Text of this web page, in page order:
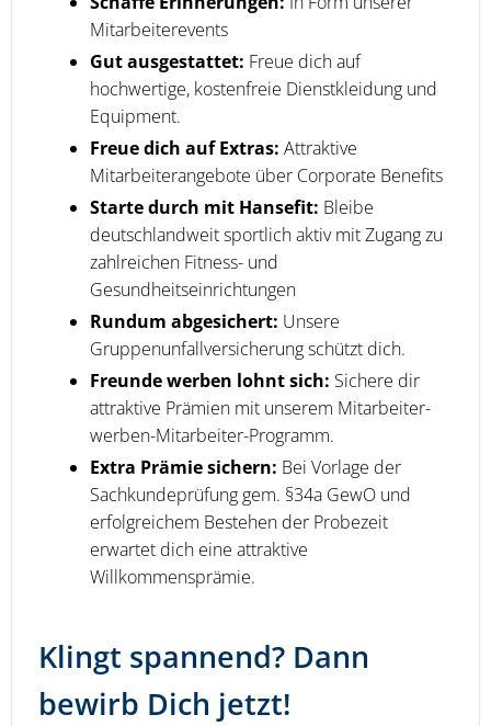
Mitarbeiterevents
Gut ausgestattet: Freue dich auf
hochwertige, kostenfreie Dienstkleidung und
Equipment.
Freue dich auf Extras: Attraktive
Mitarbeiterangebote über Corporate Benefits
Starte durch mit Hansefit: Bleibe
deutschlandweit sportlich aktiv mit Zugang zu
zahlreichen Fitness- und
Gesundheitseinrichtungen
Rundum abgesichert: Unsere
Gruppenunfallversicherung schützt dich.
Freunde werben lohnt sich: Sichere dir
attraktive Prämien mit unserem Mitarbeiter-
werben-Mitarbeiter-Programm.
Extra Prämie sichern: Bei Vorlage der
Sachkundeprüfung gem. §34a GewO und
erfolgreichem Bestehen der Probezeit
erwartet dich eine attraktive
Willkommensprämie.
Klingt spannend? Dann
bewirb Dich jetzt!